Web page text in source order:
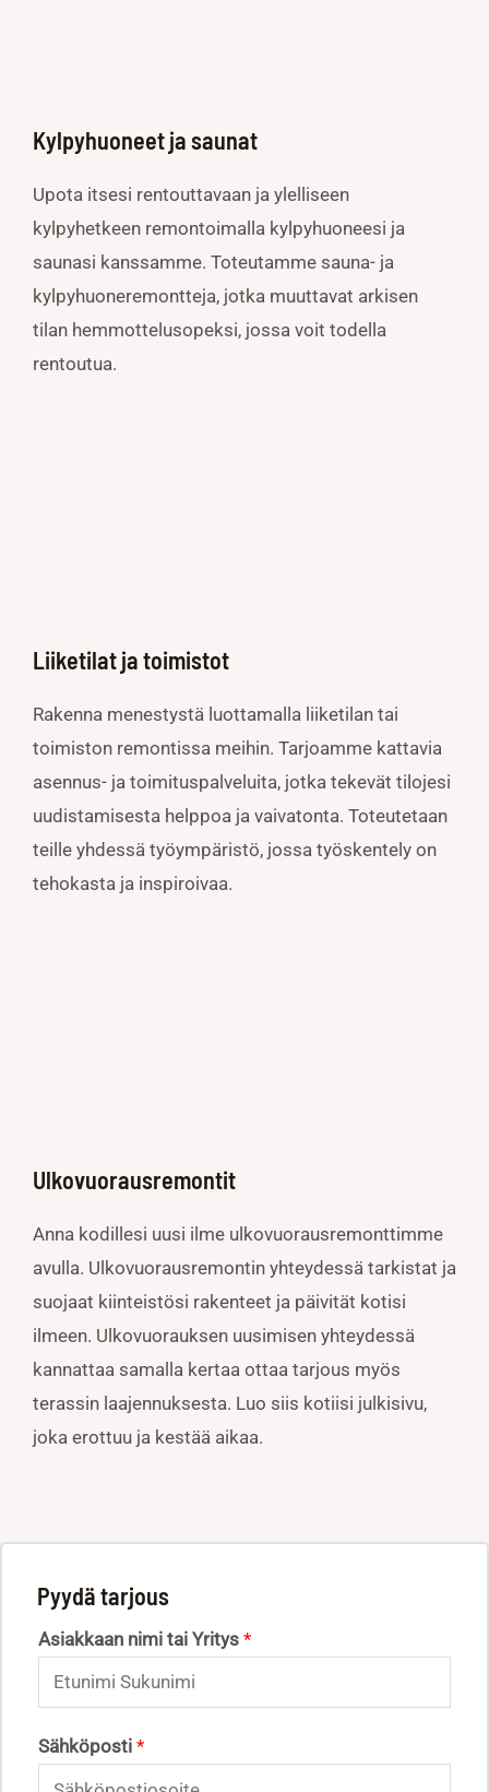
Kylpyhuoneet ja saunat
Upota itsesi rentouttavaan ja ylelliseen
kylpyhetkeen remontoimalla kylpyhuoneesi ja
saunasi kanssamme. Toteutamme sauna- ja
kylpyhuoneremontteja, jotka muuttavat arkisen
tilan hemmottelusopeksi, jossa voit todella
rentoutua.
Liiketilat ja toimistot
Rakenna menestystä luottamalla liiketilan tai
toimiston remontissa meihin. Tarjoamme kattavia
asennus- ja toimituspalveluita, jotka tekevät tilojesi
uudistamisesta helppoa ja vaivatonta. Toteutetaan
teille yhdessä työympäristö, jossa työskentely on
tehokasta ja inspiroivaa.
Ulkovuorausremontit
Anna kodillesi uusi ilme ulkovuorausremonttimme
avulla. Ulkovuorausremontin yhteydessä tarkistat ja
suojaat kiinteistösi rakenteet ja päivität kotisi
ilmeen. Ulkovuorauksen uusimisen yhteydessä
kannattaa samalla kertaa ottaa tarjous myös
terassin laajennuksesta. Luo siis kotiisi julkisivu,
joka erottuu ja kestää aikaa.
Pyydä tarjous
Asiakkaan nimi tai Yritys *
Sähköposti *